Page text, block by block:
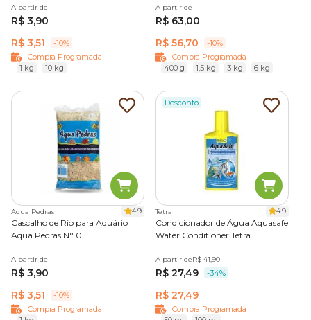
A partir de
R$ 3,90
R$ 3,51
-10%
Compra Programada
1 kg
10 kg
A partir de
R$ 63,00
R$ 56,70
-10%
Compra Programada
400 g
1,5 kg 3 kg 6 kg
Aqua Pedras 4.9
Cascalho de Rio para Aquário
Aqua Pedras N° 0
A partir de
R$ 3,90
R$ 3,51
-10%
Compra Programada
Desconto
Tetra 4.9
Condicionador de Água Aquasafe
Water Conditioner Tetra
A partir deR$ 41,90
R$ 27,49 -34%
R$ 27,49
Compra Programada